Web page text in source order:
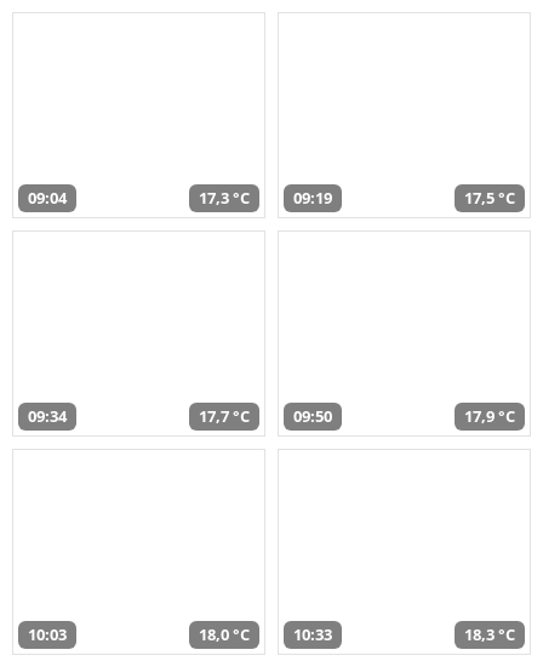
09:04 17,3 °C 09:19 17,5 °C
09:34 17,7 °C 09:50 17,9 °C
10:03 18,0 °C 10:33 18,3 °C